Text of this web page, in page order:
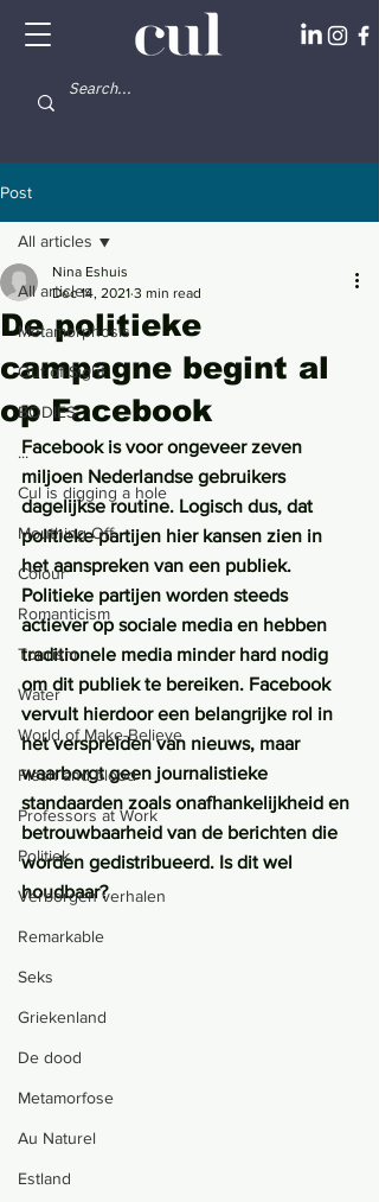
Post
All articles
Metamorphosis
Out of Sight
BODIES
...
Cul is digging a hole
Mouthing Off
Colour
Romanticism
Tourism
Water
World of Make-Believe
Flesh and blood
Professors at Work
Politiek
Verborgen verhalen
Remarkable
Seks
Griekenland
De dood
Metamorfose
Au Naturel
Estland
All articles
De politieke
campagne begint al
op Facebook
Nina Eshuis
Dec 14, 2021 3 min read
Facebook is voor ongeveer zeven
miljoen Nederlandse gebruikers
dagelijkse routine. Logisch dus, dat
politieke partijen hier kansen zien in
het aanspreken van een publiek.
Politieke partijen worden steeds
actiever op sociale media en hebben
traditionele media minder hard nodig
om dit publiek te bereiken. Facebook
vervult hierdoor een belangrijke rol in
het verspreiden van nieuws, maar
waarborgt geen journalistieke
standaarden zoals onafhankelijkheid en
betrouwbaarheid van de berichten die
worden gedistribueerd. Is dit wel
houdbaar?